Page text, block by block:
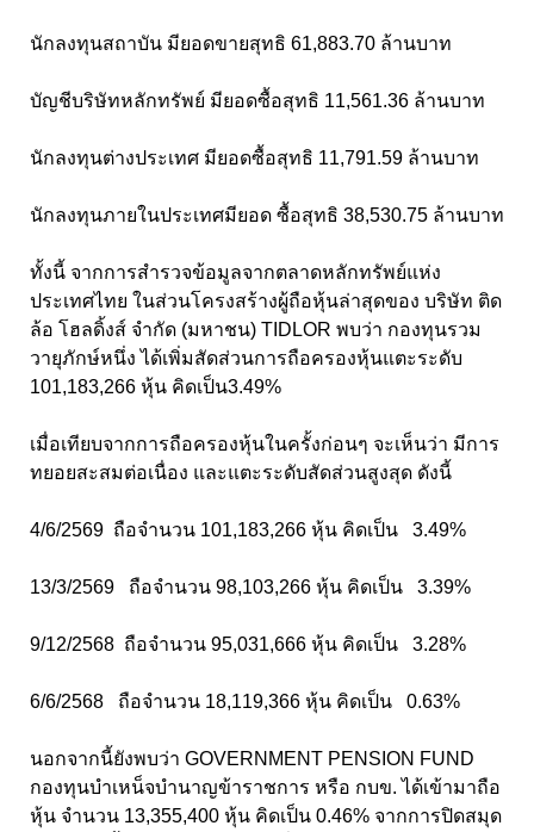
นักลงทุนสถาบัน มียอดขายสุทธิ 61,883.70 ล้านบาท
บัญชีบริษัทหลักทรัพย์ มียอดซื้อสุทธิ 11,561.36 ล้านบาท
นักลงทุนต่างประเทศ มียอดซื้อสุทธิ 11,791.59 ล้านบาท
นักลงทุนภายในประเทศมียอด ซื้อสุทธิ 38,530.75 ล้านบาท
ทั้งนี้ จากการสำรวจข้อมูลจากตลาดหลักทรัพย์แห่ง
ประเทศไทย ในส่วนโครงสร้างผู้ถือหุ้นล่าสุดของ บริษัท ติด
ล้อ โฮลดิ้งส์ จำกัด (มหาชน) TIDLOR พบว่า กองทุนรวม
วายุภักษ์หนึ่ง ได้เพิ่มสัดส่วนการถือครองหุ้นแตะระดับ
101,183,266 หุ้น คิดเป็น3.49%
เมื่อเทียบจากการถือครองหุ้นในครั้งก่อนๆ จะเห็นว่า มีการ
ทยอยสะสมต่อเนื่อง และแตะระดับสัดส่วนสูงสุด ดังนี้
4/6/2569 ถือจำนวน 101,183,266 หุ้น คิดเป็น 3.49%
13/3/2569 ถือจำนวน 98,103,266 หุ้น คิดเป็น 3.39%
9/12/2568 ถือจำนวน 95,031,666 หุ้น คิดเป็น 3.28%
6/6/2568 ถือจำนวน 18,119,366 หุ้น คิดเป็น 0.63%
นอกจากนี้ยังพบว่า GOVERNMENT PENSION FUND
กองทุนบำเหน็จบำนาญข้าราชการ หรือ กบข. ได้เข้ามาถือ
หุ้น จำนวน 13,355,400 หุ้น คิดเป็น 0.46% จากการปิดสมุด